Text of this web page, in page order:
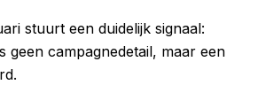
stuurt een duidelijk signaal:
geen campagnedetail, maar een